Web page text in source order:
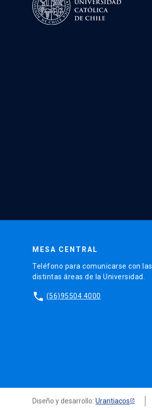
MESA CENTRAL
Teléfono para comunicarse con las
distintas áreas de la Universidad.
phone (56)95504 4000
Diseño y desarrollo: Urantiacos